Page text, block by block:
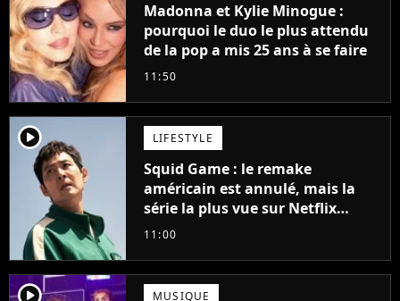
Madonna et Kylie Minogue :
pourquoi le duo le plus attendu
de la pop a mis 25 ans à se faire
11:50
player2 LIFESTYLE
Squid Game : le remake
américain est annulé, mais la
série la plus vue sur Netflix
pourrait avoir une version
11:00
player2 MUSIQUE